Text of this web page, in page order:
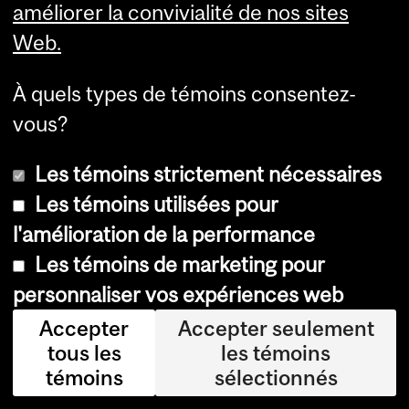
tra
nsi
ns
én
er
gé
tiq
ue
s,
les
améliorer la convivialité de nos sites
Web.
À quels types de témoins consentez-
vous?
Les témoins strictement nécessaires
Les témoins utilisées pour
l'amélioration de la performance
Les témoins de marketing pour
personnaliser vos expériences web
Accepter
tous les
témoins
Accepter seulement
les témoins
sélectionnés